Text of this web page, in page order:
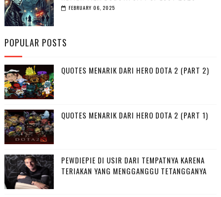
FEBRUARY 06, 2025
POPULAR POSTS
QUOTES MENARIK DARI HERO DOTA 2 (PART 2)
QUOTES MENARIK DARI HERO DOTA 2 (PART 1)
PEWDIEPIE DI USIR DARI TEMPATNYA KARENA
TERIAKAN YANG MENGGANGGU TETANGGANYA